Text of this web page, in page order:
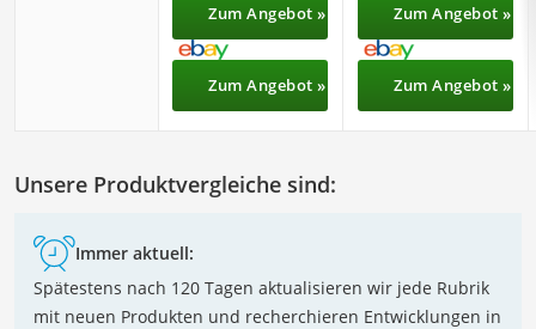
Zum Angebot »
Zum Angebot »
Zum Angebot »
Zum Angebot »
Unsere Produktvergleiche sind:
Immer aktuell:
Spätestens nach 120 Tagen aktualisieren wir jede Rubrik
mit neuen Produkten und recherchieren Entwicklungen in